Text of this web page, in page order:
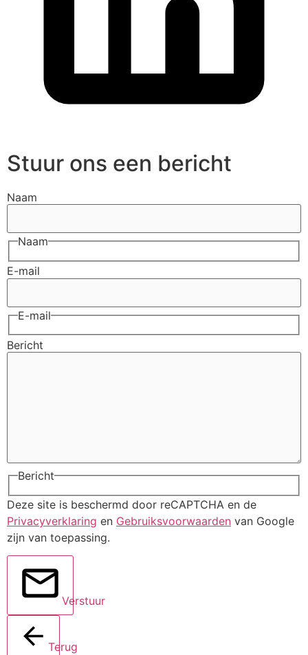
Stuur ons een bericht
Naam
Naam
E-mail
E-mail
Bericht
Bericht
Deze site is beschermd door reCAPTCHA en de
Privacyverklaring en Gebruiksvoorwaarden van Google
zijn van toepassing.
Verstuur
Terug